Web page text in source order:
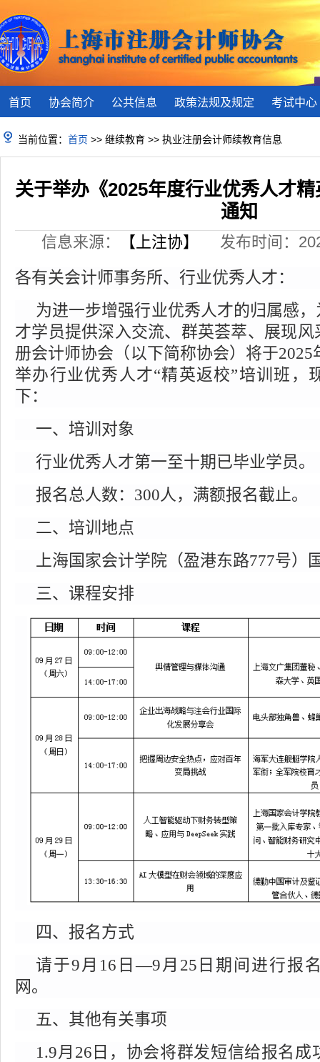
首页 协会简介 公共信息 政策法规及规定 考试中心
当前位置： 首页 >> 继续教育 >> 执业注册会计师续教育信息
关于举办《2025年度行业优秀人才
通知
信息来源： 【上注协】
发布时间：
各有关会计师事务所、行业优秀人才：
为进一步增强行业优秀人才的归属感
才学员提供深入交流、群英荟萃、展现
册会计师协会（以下简称协会）将于2025
举办行业优秀人才“精英返校”培训班，
下：
一、培训对象
行业优秀人才第一至十期已毕业学员。
报名总人数： 300人，满额报名截止。
二、培训地点
上海国家会计学院（盈港东路777号）
三、课程安排
四、报名方式
请于9月 16 日—9月 25 日期间进行报
网。
五、其他有关事项
1.9月 26 日，协会将群发短信给报名成